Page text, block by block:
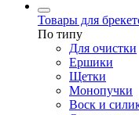
Товары для
По типу
Для очистки
Ершики
Щетки
Монопучки
Воск и